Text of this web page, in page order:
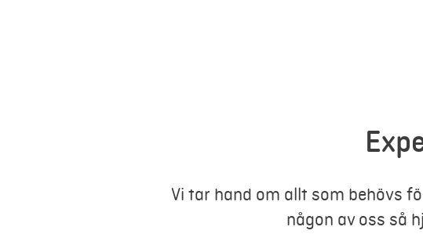
Vi tar hand om allt som behövs
någon av oss så